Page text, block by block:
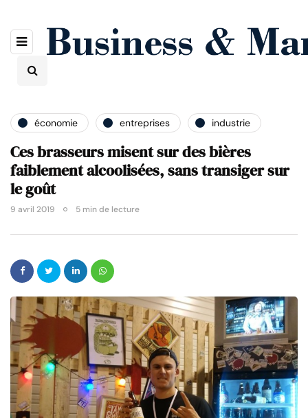
économie entreprises industrie
Ces brasseurs misent sur des bières
faiblement alcoolisées, sans transiger sur
le goût
9 avril 2019 5 min de lecture